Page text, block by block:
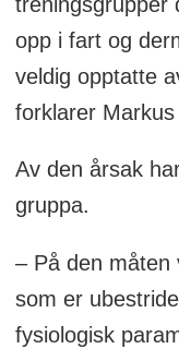
opp i fart og
veldig opptatte
forklarer
Av den årsak
gruppa.
– På den måten
som er
fysiologisk